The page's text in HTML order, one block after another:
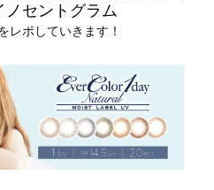
ノセントグラム
レポしていきます！